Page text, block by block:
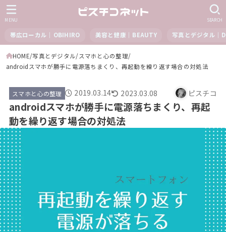
帯広ローカル｜OBIHIRO 美容と健康｜BEAUTY 写真とデジタル｜
SEARCH
MENU
HOME 写真とデジタル スマホと心の整理
androidスマホが勝手に電源落ちまくり、再起動を繰り返す場合の対処法
スマホと心の整理 2019.03.14 2023.03.08 ピスチコ
androidスマホが勝手に電源落ちまくり、再起
動を繰り返す場合の対処法